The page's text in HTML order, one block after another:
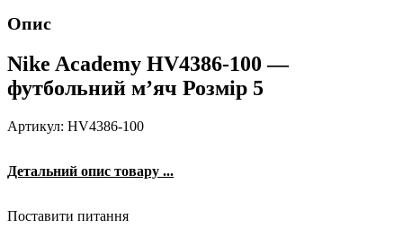
Опис
Nike Academy HV4386-100 —
футбольний м’яч Розмір 5
Артикул: HV4386-100
Детальний опис товару ...
Поставити питання